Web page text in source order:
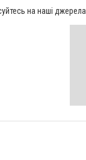
на наші джерела